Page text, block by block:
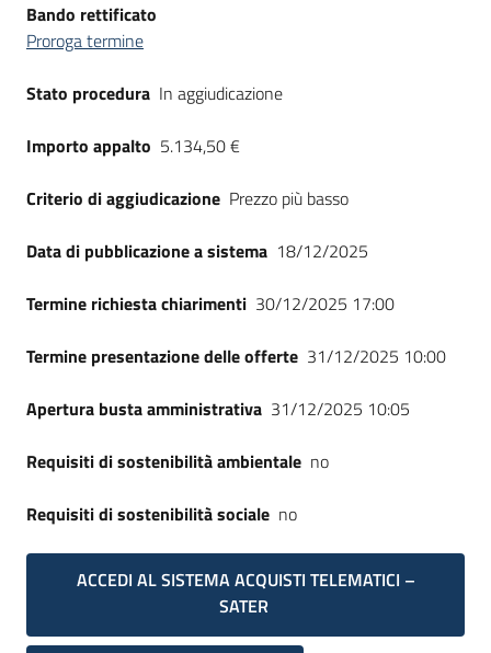
Bando rettificato
Proroga termine
Stato procedura In aggiudicazione
Importo appalto 5.134,50 €
Criterio di aggiudicazione Prezzo più basso
Data di pubblicazione a sistema 18/12/2025
Termine richiesta chiarimenti 30/12/2025 17:00
Termine presentazione delle offerte 31/12/2025 10:00
Apertura busta amministrativa 31/12/2025 10:05
Requisiti di sostenibilità ambientale no
Requisiti di sostenibilità sociale no
ACCEDI AL SISTEMA ACQUISTI TELEMATICI –
SATER